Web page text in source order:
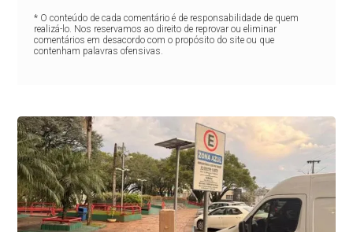
* O conteúdo de cada comentário é de responsabilidade de quem
realizá-lo. Nos reservamos ao direito de reprovar ou eliminar
comentários em desacordo com o propósito do site ou que
contenham palavras ofensivas.